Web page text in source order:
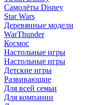
Самолёты Disney
Star Wars
Деревянные модели
WarThunder
Космос
Настольные игры
Настольные игры
Детские игры
Развивающие
Для всей семьи
Для компании